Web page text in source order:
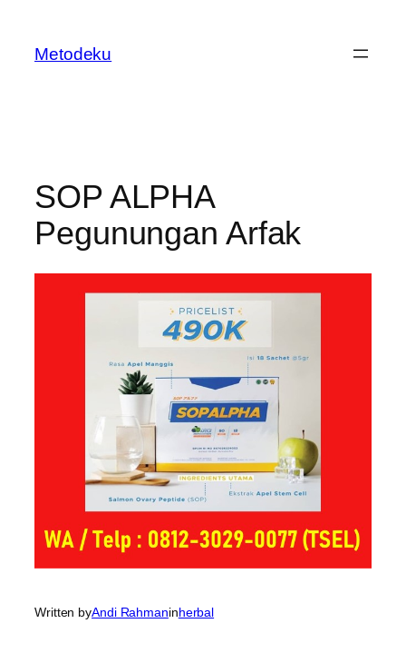
content
Metodeku
SOP ALPHA
Pegunungan Arfak
Written byAndi Rahmaninherbal